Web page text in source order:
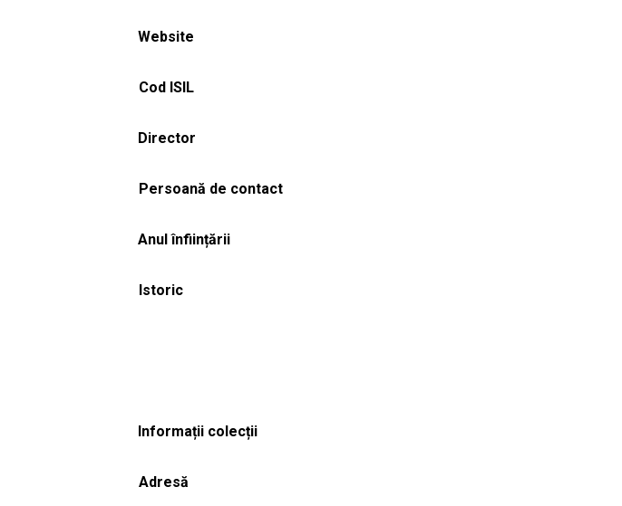
Website
Cod ISIL
Director
Persoană de contact
Anul înființării
Istoric
Informații colecții
Adresă